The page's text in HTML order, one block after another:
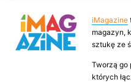
iMagazine
magazyn,
sztukę ze
Tworzą go
których